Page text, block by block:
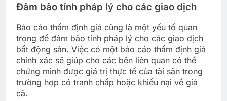
Đảm bảo tính pháp lý cho các giao dịch
Báo cáo thẩm định giá cũng là một yếu tố quan
trọng để đảm bảo tính pháp lý cho các giao dịch
bất động sản. Việc có một báo cáo thẩm định giá
chính xác sẽ giúp cho các bên liên quan có thể
chứng minh được giá trị thực tế của tài sản trong
trường hợp có tranh chấp hoặc khiếu nại về giá
cả.